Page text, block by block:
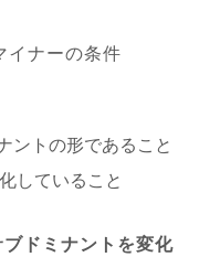
イナーの条件
ントの形であること
していること
ドミナントを変化